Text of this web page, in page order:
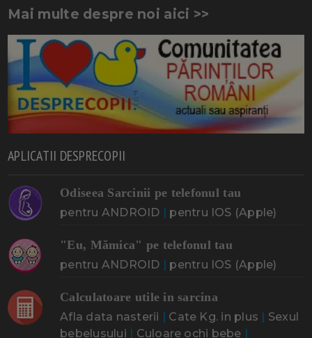
Mai multe despre noi aici >>
APLICATII DESPRECOPII
Odiseea Sarcinii pe telefonul tau
pentru ANDROID | pentru IOS (Apple)
"Eu, Mămica" pe telefonul tau
pentru ANDROID | pentru IOS (Apple)
Calculatoare utile in sarcina
Afla data nasterii | Cate Kg. in plus | Sexul
bebelusului | Culoare ochi bebe |